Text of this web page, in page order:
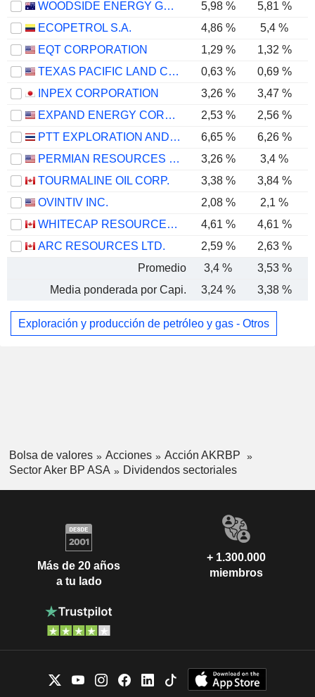
WOODSIDE ENERGY GROUP LTD
5,98 % 5,81 %
ECOPETROL S.A.
4,86 %
5,4 %
EQT CORPORATION
1,29 % 1,32 %
TEXAS PACIFIC LAND CORPORATION
0,63 % 0,69 %
INPEX CORPORATION
3,26 %
3,47 %
EXPAND ENERGY CORPORATION
2,53 %
2,56 %
PTT EXPLORATION AND PRODUCTION
6,65 %
6,26 %
PERMIAN RESOURCES CORPORATION
3,26 % 3,4 %
TOURMALINE OIL CORP.
3,38 % 3,84 %
OVINTIV INC.
2,08 % 2,1 %
WHITECAP RESOURCES INC.
4,61 %
4,61 %
ARC RESOURCES LTD.
2,59 % 2,63 %
Promedio
3,4 % 3,53 %
Media ponderada por Capi.
3,24 % 3,38 %
Exploración y producción de petróleo y gas - Otros
Bolsa de valores Acciones
Acción AKRBP
Sector Aker BP ASA
Dividendos sectoriales
Más de 20 años
a tu lado
+ 1.300.000
miembros